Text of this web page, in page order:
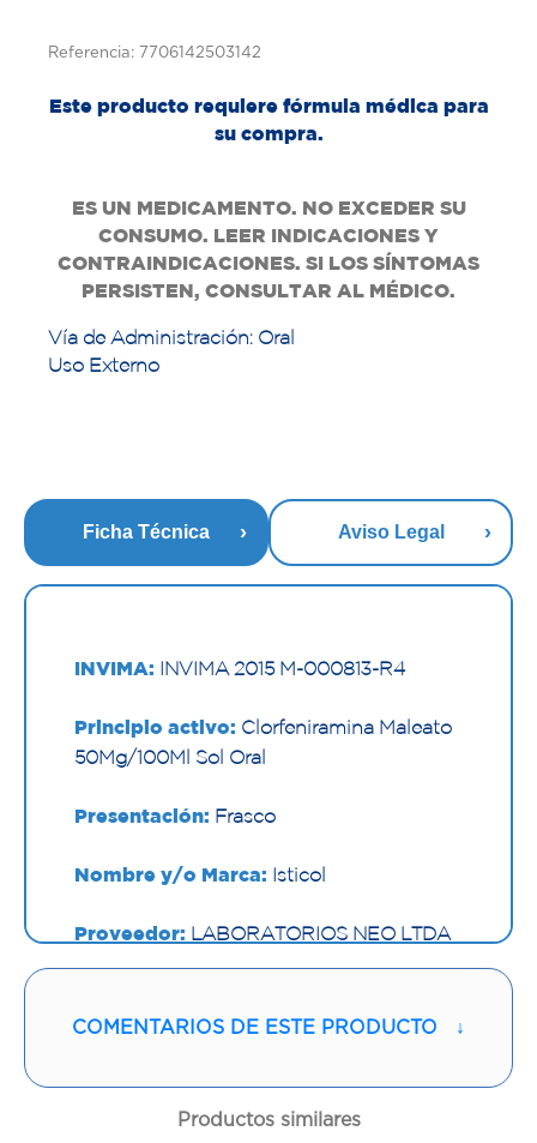
Referencia: 7706142503142
Este producto requiere fórmula médica para
su compra.
ES UN MEDICAMENTO. NO EXCEDER SU
CONSUMO. LEER INDICACIONES Y
CONTRAINDICACIONES. SI LOS SÍNTOMAS
PERSISTEN, CONSULTAR AL MÉDICO.
Vía de Administración: Oral
Uso Externo
Ficha Técnica Aviso Legal
INVIMA: INVIMA 2015 M-000813-R4
Principio activo: Clorfeniramina Maleato
50Mg/100Ml Sol Oral
Presentación: Frasco
Nombre y/o Marca: Isticol
Proveedor: LABORATORIOS NEO LTDA
1 Frasco
COMENTARIOS DE ESTE PRODUCTO ↓
Productos similares